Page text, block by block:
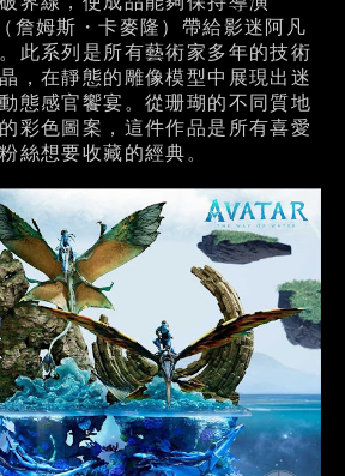
詹姆斯・卡麥隆）帶給影迷阿凡
此系列是所有藝術家多年的技術
，在靜態的雕像模型中展現出迷
態感官饗宴。從珊瑚的不同質地
彩色圖案，這件作品是所有喜愛
絲想要收藏的經典。